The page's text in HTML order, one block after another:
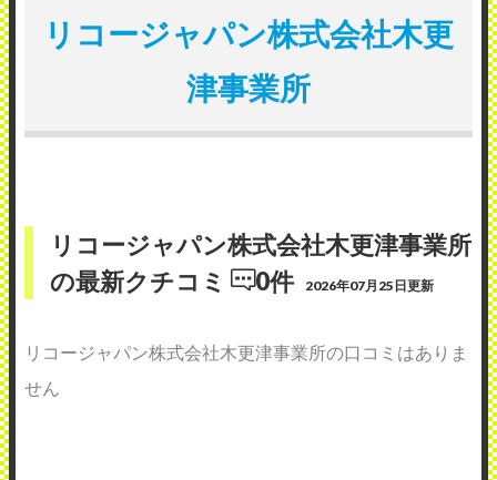
リコージャパン株式会社木更
津事業所
リコージャパン株式会社木更津事業所
の最新クチコミ
0件 2026年07月25日更新
リコージャパン株式会社木更津事業所の口コミはありま
せん